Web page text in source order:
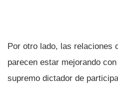
Por otro lado, las relaciones
parecen estar mejorando
supremo dictador de